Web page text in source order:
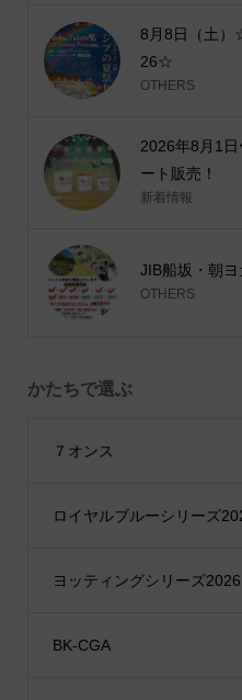
8月8日（土）
26☆
OTHERS
2026年8月1
ート販売！
新着情報
JIB船坂・朝
OTHERS
かたちで選ぶ
７オンス
ロイヤルブルーシリーズ
ヨッティングシリーズ2026
BK-CGA